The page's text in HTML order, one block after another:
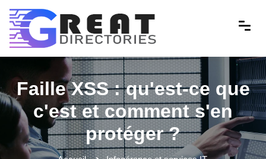
Faille XSS : qu'est-ce que
c'est et comment s'en
protéger ?